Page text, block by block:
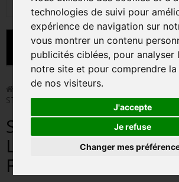
technologies de suivi pour
expérience de navigation sur
vous montrer un contenu
publicités ciblées, pour analyser
notre site et pour comprendre
de nos visiteurs.
J'accepte
Je refuse
Changer mes
MENU
CARTE A JOUER
PRÉCOMMANDE FIGURINES POP
FIGURINES POP MANGA
FIGURINES POP DISNEY
FIGURINES POP MARVEL
Funko Pop! > STITCH WITH MOOD
STITCH / FIGURINE FUNKO POP
STITCH WITH MOOD
LILO ET STITCH /
FUNKO POP